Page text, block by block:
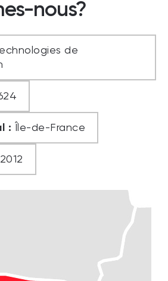
nous?
de
: Île-de-France
2012